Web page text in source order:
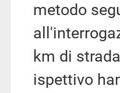
metodo
km di
ispettivo